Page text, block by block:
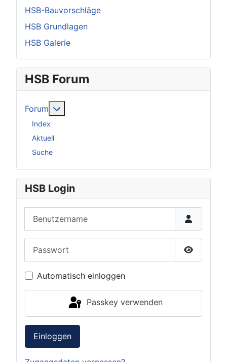
HSB-Bauvorschläge
HSB Grundlagen
HSB Galerie
HSB Forum
Forum
Index
Aktuell
Suche
HSB Login
Passwort
Automatisch einloggen
Passkey verwenden
Einloggen